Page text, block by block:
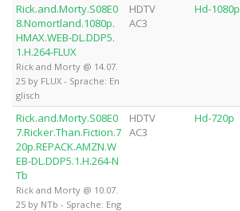
Rick.and.Morty.S08E0
8.Nomortland.1080p.
HMAX.WEB-DL.DDP5.
1.H.264-FLUX
Rick and Morty @ 14.07.
25 by FLUX - Sprache: En
glisch
HDTV
AC3
Hd-1080p
Rick.and.Morty.S08E0
7.Ricker.Than.Fiction.7
20p.REPACK.AMZN.W
EB-DL.DDP5.1.H.264-N
Tb
Rick and Morty @ 10.07.
25 by NTb - Sprache: Eng
HDTV
AC3
Hd-720p